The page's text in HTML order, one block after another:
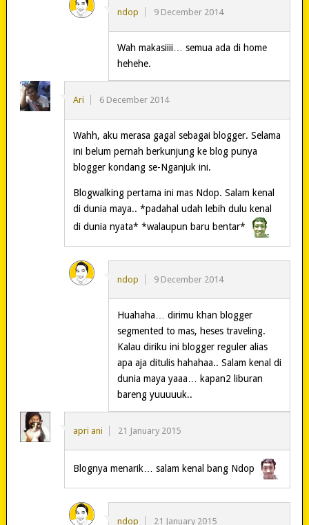
ndop 9 December 2014
Wah makasiiii… semua ada di home
hehehe.
Ari 6 December 2014
Wahh, aku merasa gagal sebagai blogger. Selama
ini belum pernah berkunjung ke blog punya
blogger kondang se-Nganjuk ini.
Blogwalking pertama ini mas Ndop. Salam kenal
di dunia maya.. *padahal udah lebih dulu kenal
di dunia nyata* *walaupun baru bentar*
ndop 9 December 2014
Huahaha… dirimu khan blogger
segmented to mas, heses traveling.
Kalau diriku ini blogger reguler alias
apa aja ditulis hahahaa.. Salam kenal di
dunia maya yaaa… kapan2 liburan
bareng yuuuuuk..
apri ani 21 January 2015
Blognya menarik… salam kenal bang Ndop
ndop 21 January 2015